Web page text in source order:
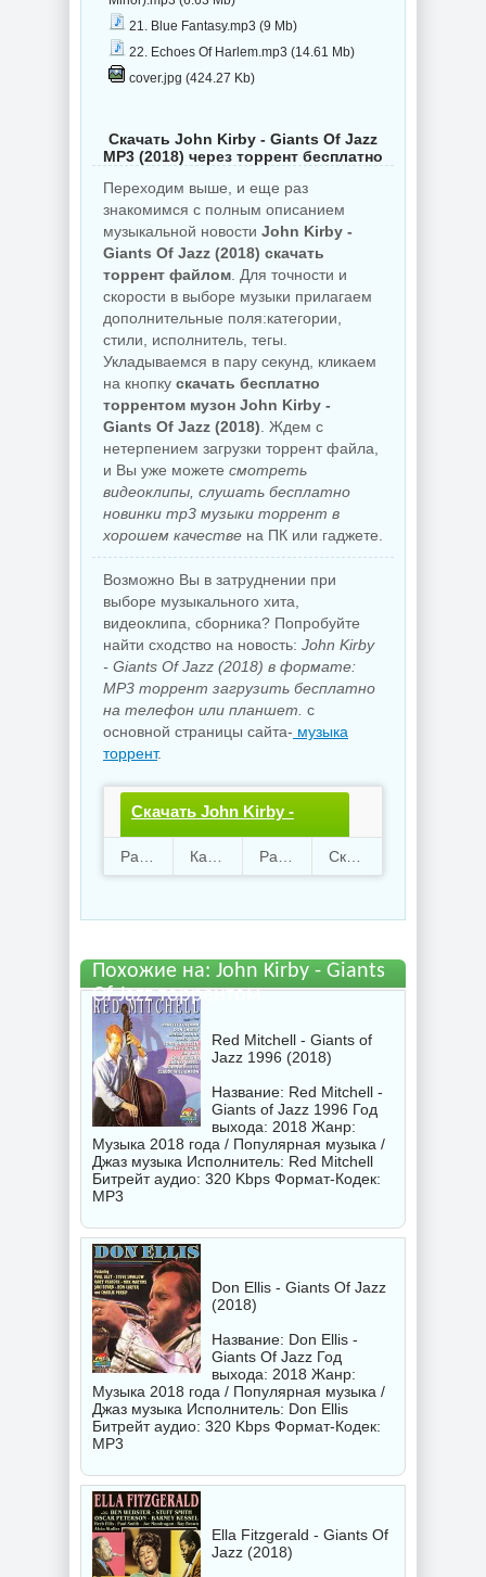
21. Blue Fantasy.mp3 (9 Mb)
22. Echoes Of Harlem.mp3 (14.61 Mb)
cover.jpg (424.27 Kb)
Скачать John Kirby - Giants Of Jazz
MP3 (2018) через торрент бесплатно
Переходим выше, и еще раз
знакомимся с полным описанием
музыкальной новости John Kirby -
Giants Of Jazz (2018) скачать
торрент файлом . Для точности и
скорости в выборе музыки прилагаем
дополнительные поля:категории,
стили, исполнитель, тегы.
Укладываемся в пару секунд, кликаем
на кнопку скачать бесплатно
торрентом музон John Kirby -
Giants Of Jazz (2018) . Ждем с
нетерпением загрузки торрент файла,
и Вы уже можете смотреть
видеоклипы, слушать бесплатно
новинки mp3 музыки торрент в
хорошем качестве на ПК или гаджете.
Возможно Вы в затруднении при
выборе музыкального хита,
видеоклипа, сборника? Попробуйте
найти сходство на новость: John Kirby
- Giants Of Jazz (2018) в формате:
MP3 торрент загрузить бесплатно
на телефон или планшет. с
основной страницы сайта- музыка
торрент.
Скачать John Kirby -
Giants Of Jazz.torrent
96 23 157.21 Mb
Похожие на: John Kirby - Giants
Of Jazz торрентом
Red Mitchell - Giants of
Jazz 1996 (2018)
Название: Red Mitchell -
Giants of Jazz 1996 Год
выхода: 2018 Жанр:
Музыка 2018 года / Популярная музыка /
Джаз музыка Исполнитель: Red Mitchell
Битрейт аудио: 320 Kbps Формат-Кодек:
MP3
Don Ellis - Giants Of Jazz
(2018)
Название: Don Ellis -
Giants Of Jazz Год
выхода: 2018 Жанр:
Музыка 2018 года / Популярная музыка /
Джаз музыка Исполнитель: Don Ellis
Битрейт аудио: 320 Kbps Формат-Кодек:
MP3
Ella Fitzgerald - Giants Of
Jazz (2018)